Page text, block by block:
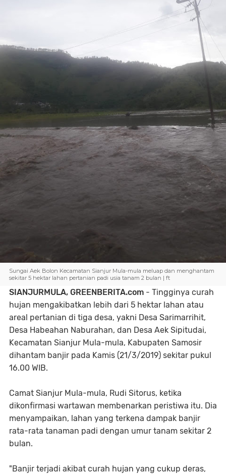
Sungai Aek Bolon Kecamatan Sianjur Mula-mula meluap dan menghantam
sekitar 5 hektar lahan pertanian padi usia tanam 2 bulan | ft
SIANJURMULA, GREENBERITA.com - Tingginya curah
hujan mengakibatkan lebih dari 5 hektar lahan atau
areal pertanian di tiga desa, yakni Desa Sarimarrihit,
Desa Habeahan Naburahan, dan Desa Aek Sipitudai,
Kecamatan Sianjur Mula-mula, Kabupaten Samosir
dihantam banjir pada Kamis (21/3/2019) sekitar pukul
16.00 WIB.
Camat Sianjur Mula-mula, Rudi Sitorus, ketika
dikonfirmasi wartawan membenarkan peristiwa itu. Dia
menyampaikan, lahan yang terkena dampak banjir
rata-rata tanaman padi dengan umur tanam sekitar 2
bulan.
"Banjir terjadi akibat curah hujan yang cukup deras,